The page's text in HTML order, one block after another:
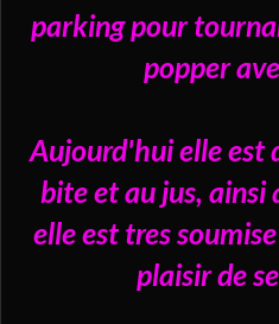
parking pour
popper
Aujourd'hui elle est
bite et au jus,
elle est tres
plaisir de